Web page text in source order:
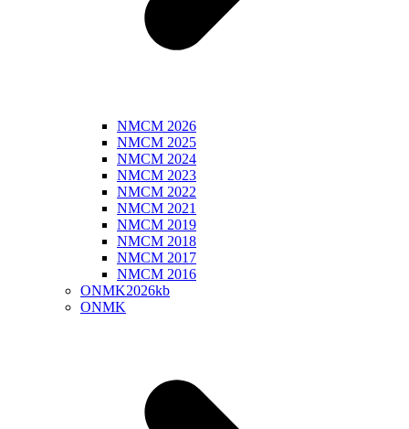
NMCM 2026
NMCM 2025
NMCM 2024
NMCM 2023
NMCM 2022
NMCM 2021
NMCM 2019
NMCM 2018
NMCM 2017
NMCM 2016
ONMK2026kb
ONMK